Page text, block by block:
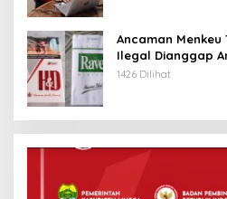
Ancaman
Ilegal Dianggap
Tanjungpinang
1426 Dilihat